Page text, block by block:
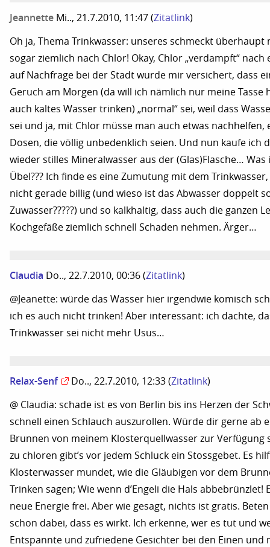
Jeannette Mi.., 21.7.2010, 11:47 (Zitatlink)
Oh ja, Thema Trinkwasser: unseres schmeckt überhaupt
sogar ziemlich nach Chlor! Okay, Chlor „verdampft“ nach
auf Nachfrage bei der Stadt wurde mir versichert, dass
Geruch am Morgen (da will ich nämlich nur meine Tasse
auch kaltes Wasser trinken) „normal“ sei, weil dass
sei und ja, mit Chlor müsse man auch etwas nachhelfen,
Dosen, die völlig unbedenklich seien. Und nun kaufe ich
wieder stilles Mineralwasser aus der (Glas)Flasche… Was
Übel??? Ich finde es eine Zumutung mit dem
nicht gerade billig (und wieso ist das Abwasser doppelt
Zuwasser?????) und so kalkhaltig, dass auch die ganzen
Kochgefäße ziemlich schnell Schaden nehmen. Ärger…
Claudia Do.., 22.7.2010, 00:36 (Zitatlink)
@Jeanette: würde das Wasser hier irgendwie komisch
ich es auch nicht trinken! Aber interessant: ich dachte,
Trinkwasser sei nicht mehr Usus…
Relax-Senf Do.., 22.7.2010, 12:33 (Zitatlink)
@ Claudia: schade ist es von Berlin bis ins Herzen der
schnell einen Schlauch auszurollen. Würde dir gerne ab
Brunnen von meinem Klosterquellwasser zur Verfügung
zu chloren gibt’s vor jedem Schluck ein Stossgebet. Es
Klosterwasser mundet, wie die Gläubigen vor dem
Trinken sagen; Wie wenn d’Engeli die Hals abbebrünzlet!
neue Energie frei. Aber wie gesagt, nichts ist gratis.
schon dabei, dass es wirkt. Ich erkenne, wer es tut und
Entspannte und zufriedene Gesichter bei den Einen und